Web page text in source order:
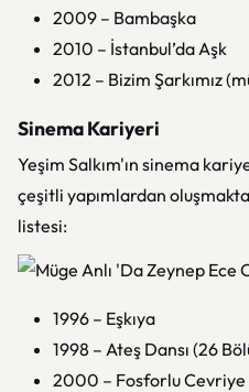
2009 – Bambaşka
2010 – İstanbul’da Aşk
2012 – Bizim Şarkımız
Sinema Kariyeri
Yeşim Salkım'ın sinema
çeşitli yapımlardan
listesi:
1996 – Eşkıya
1998 – Ateş Dansı (26
2000 – Fosforlu Cevriye